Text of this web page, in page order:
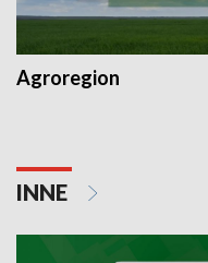
Agroregion
INNE